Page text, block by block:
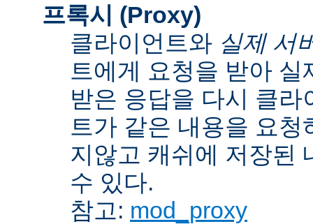
프록시 (Proxy)
클라이언트와 실제 서
트에게 요청을 받아
받은 응답을 다시 클
트가 같은 내용을 요
지않고 캐쉬에 저장된
수 있다.
참고: mod_proxy